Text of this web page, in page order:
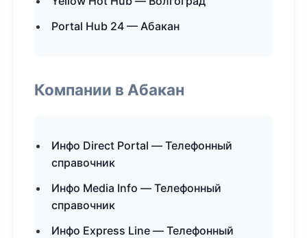
Portal Hub 24 — Абакан
Компании в Абакан
Инфо Direct Portal — Телефонный
справочник
Инфо Media Info — Телефонный
справочник
Инфо Express Line — Телефонный